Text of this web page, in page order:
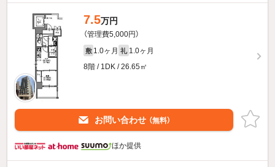
7.5万円
（管理費5,000円）
敷 1.0ヶ月 礼 1.0ヶ月
8階 / 1DK / 26.65㎡
お問い合わせ （無料）
ほか提供